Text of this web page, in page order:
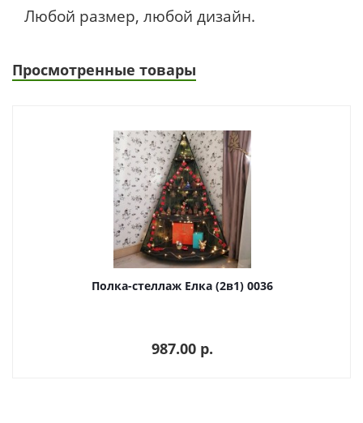
Любой размер, любой дизайн.
Просмотренные товары
Полка-стеллаж Елка (2в1) 0036
987.00 p.